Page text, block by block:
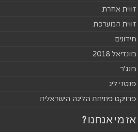
זווית אחרת
זווית המערכת
חידונים
מונדיאל 2018
מנג'ר
פנטזי ליג
פרויקט פתיחת הליגה הישראלית
אז מי אנחנו ?